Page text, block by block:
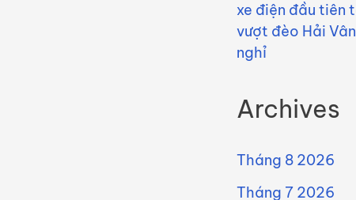
xe điện đầu tiên
vượt đèo Hải
nghỉ
Archives
Tháng 8 2026
Tháng 7 2026